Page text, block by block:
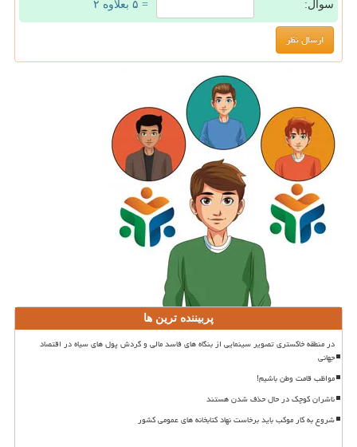
سوال: = ۵ بعلاوه ۲
پربیننده ترین ها
در منطقه خاکستری تصویر سینمایی از بنگاه های فاسد مالی و گردش پول های سیاه در اقتصاد
جهانی
مواظب قامت وطن باشیم!
ناشران کوچک در حال حذف شدن هستند
شروع به کار موکب باید برخاست نهاد کتابخانه های عمومی کشور